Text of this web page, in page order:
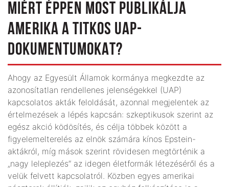
MIÉRT ÉPPEN MOST PUBLIKÁLJA
AMERIKA A TITKOS UAP-
DOKUMENTUMOKAT?
Ahogy az Egyesült Államok kormánya megkezdte az
azonosítatlan rendellenes jelenségekkel (UAP)
kapcsolatos akták feloldását, azonnal megjelentek az
értelmezések a lépés kapcsán: szkeptikusok szerint az
egész akció ködösítés, és célja többek között a
figyelemelterelés az elnök számára kínos Epstein-
aktákról, míg mások szerint rövidesen megtörténik a
„nagy leleplezés” az idegen életformák létezéséről és a
velük felvett kapcsolatról. Közben egyes amerikai